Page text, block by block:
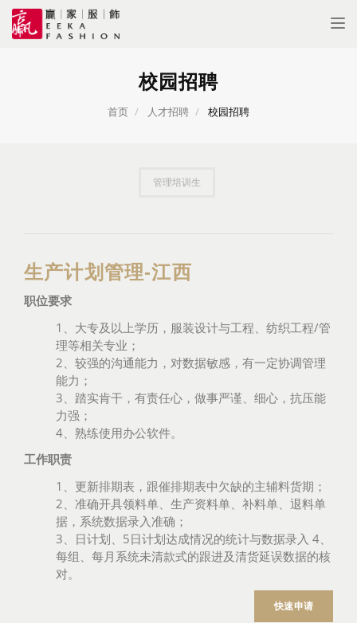
校园招聘
首页 人才招聘 校园招聘
管理培训生
生产计划管理-江西
职位要求
1、大专及以上学历，服装设计与工程、纺织工程/管
理等相关专业；
2、较强的沟通能力，对数据敏感，有一定协调管理
能力；
3、踏实肯干，有责任心，做事严谨、细心，抗压能
力强；
4、熟练使用办公软件。
工作职责
1、更新排期表，跟催排期表中欠缺的主辅料货期；
2、准确开具领料单、生产资料单、补料单、退料单
据，系统数据录入准确；
3、日计划、5日计划达成情况的统计与数据录入 4、
每组、每月系统未清款式的跟进及清货延误数据的核
对。
快速申请